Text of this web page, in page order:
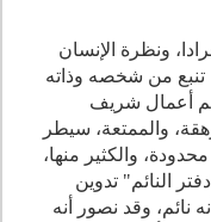
ونظرة الإنسان
تنبع من شخصه وذاته
أعمال شريف
والممتعة، سيطر
والكثير منها،
النائم" تدوين
نائم، وقد نصور أنه